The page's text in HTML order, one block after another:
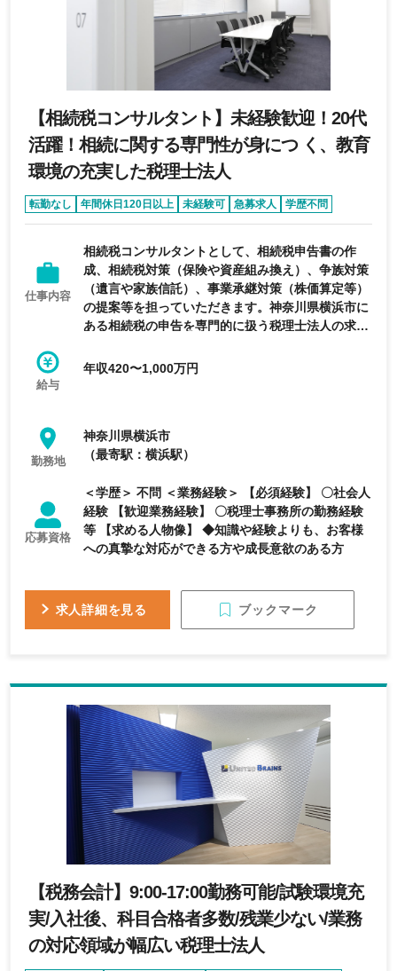
【相続税コンサルタント】未経験歓迎！20代
活躍！相続に関する専門性が身につ く、教育
環境の充実した税理士法人
転勤なし 年間休日120日以上 未経験可 急募求人 学歴不問
仕事内容
相続税コンサルタントとして、相続税申告書の作
成、相続税対策（保険や資産組み換え）、争族対策
（遺言や家族信託）、事業承継対策（株価算定等）
の提案等を担っていただきます。神奈川県横浜市に
ある相続税の申告を専門的に扱う税理士法人の求人
給与
年収420〜1,000万円
勤務地
神奈川県横浜市
（最寄駅：横浜駅）
応募資格
＜学歴＞ 不問 ＜業務経験＞ 【必須経験】 〇社会人
経験 【歓迎業務経験】 〇税理士事務所の勤務経験
等 【求める人物像】 ◆知識や経験よりも、お客様
への真摯な対応ができる方や成長意欲のある方
求人詳細を見る ブックマーク
【税務会計】9:00-17:00勤務可能/試験環境充
実/入社後、科目合格者多数/残業少ない/業務
の対応領域が幅広い税理士法人